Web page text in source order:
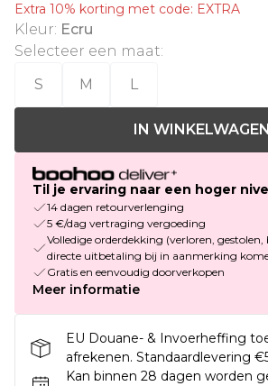
Extra 10% korting met code: EXTRA
Kleur: Ecru
Selecteer een maat:
S
M L
IN WINKELWAGEN
Til je ervaring naar een hoger
14 dagen retourverlenging
5 €/dag vertraging vergoeding
Volledige orderdekking (verloren,
directe uitbetaling bij in aanmerking
Gratis en eenvoudig doorverkopen
Meer informatie
EU Douane- & Invoerheffing
afrekenen. Standaardlevering
Kan binnen 28 dagen worden